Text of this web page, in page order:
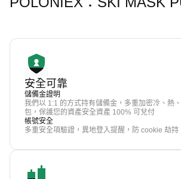
安全可靠
儲備金證明
我們以 1:1 的方式持有儲備金，多重加密冷、熱
包，保護您的資產安全資產 100% 可兌付
帳號安全
多重安全項驗證，異地登入提醒，防 cookie 劫持